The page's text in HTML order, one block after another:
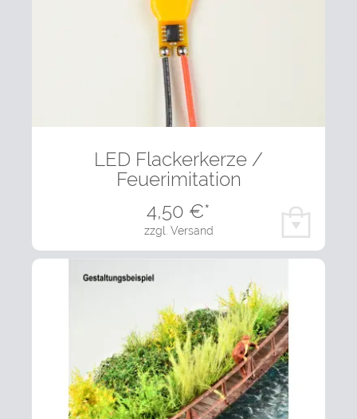
LED Flackerkerze /
Feuerimitation
zzgl. Versand
4,50 €*